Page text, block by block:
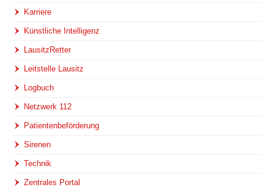
Karriere
Künstliche Intelligenz
LausitzRetter
Leitstelle Lausitz
Logbuch
Netzwerk 112
Patientenbeförderung
Sirenen
Technik
Zentrales Portal